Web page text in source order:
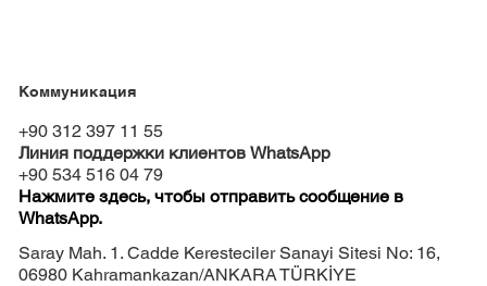
Коммуникация
+90 312 397 11 55
Линия поддержки клиентов WhatsApp
+90 534 516 04 79
Нажмите здесь, чтобы отправить сообщение в
WhatsApp.
Saray Mah. 1. Cadde Keresteciler Sanayi Sitesi No: 16,
06980 Kahramankazan/ANKARA TÜRKİYE